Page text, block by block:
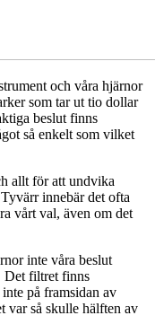
och våra hjärnor
som tar ut tio dollar
beslut finns
så enkelt som vilket
allt för att undvika
innebär det ofta
vårt val, även om det
inte våra beslut
Det filtret finns
på framsidan av
var så skulle hälften av